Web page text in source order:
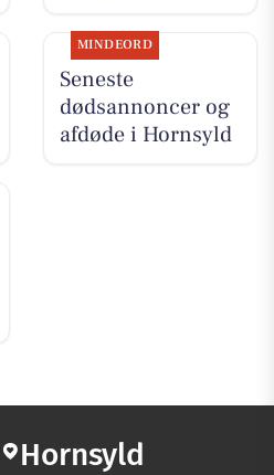
MINDEORD
Seneste
dødsannoncer og
afdøde i Hornsyld
Hornsyld